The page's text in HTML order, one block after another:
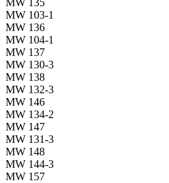
MW 135
MW 103-1
MW 136
MW 104-1
MW 137
MW 130-3
MW 138
MW 132-3
MW 146
MW 134-2
MW 147
MW 131-3
MW 148
MW 144-3
MW 157